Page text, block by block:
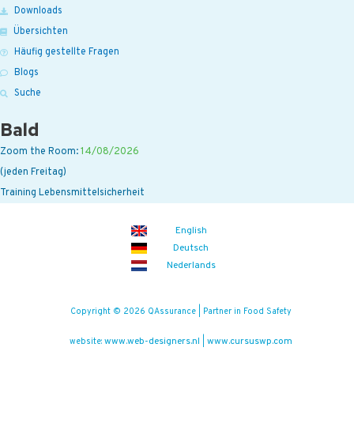
Downloads
Übersichten
Häufig gestellte Fragen
Blogs
Suche
Bald
Zoom the Room:14/08/2026
(jeden Freitag)
Training Lebensmittelsicherheit
English
Deutsch
Nederlands
Copyright © 2026 QAssurance | Partner in Food Safety
website: www.web-designers.nl www.cursuswp.com